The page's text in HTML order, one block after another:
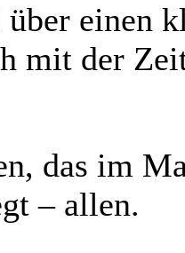
einen
mit der
das im
– allen.